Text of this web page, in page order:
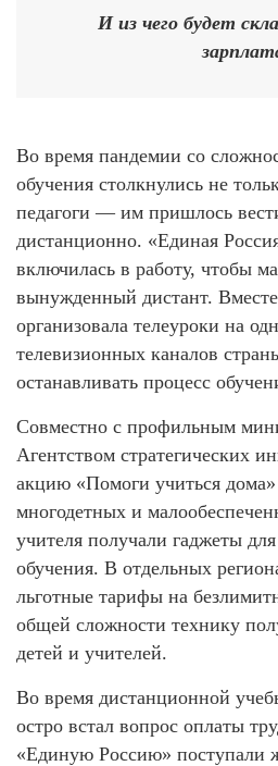
И из чего будет
Во время пандемии со
обучения столкнулись не
педагоги — им пришлось
дистанционно. «Единая
включилась в работу, чтобы
вынужденный дистант.
организовала телеуроки на
телевизионных каналов
останавливать процесс
Совместно с профильным
Агентством стратегических
акцию «Помоги учиться
многодетных и
учителя получали гаджеты
обучения. В отдельных
льготные тарифы на
общей сложности технику
детей и учителей.
Во время дистанционной
остро встал вопрос оплаты
«Единую Россию» поступали